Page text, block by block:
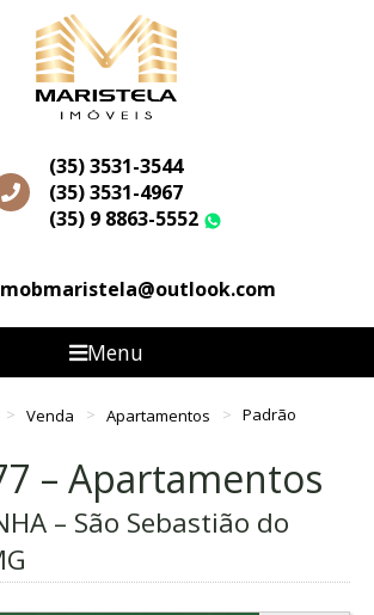
(35) 3531-3544
(35) 3531-4967
(35) 9 8863-5552
Menu
Venda Apartamentos Padrão
– Apartamentos
– São Sebastião do